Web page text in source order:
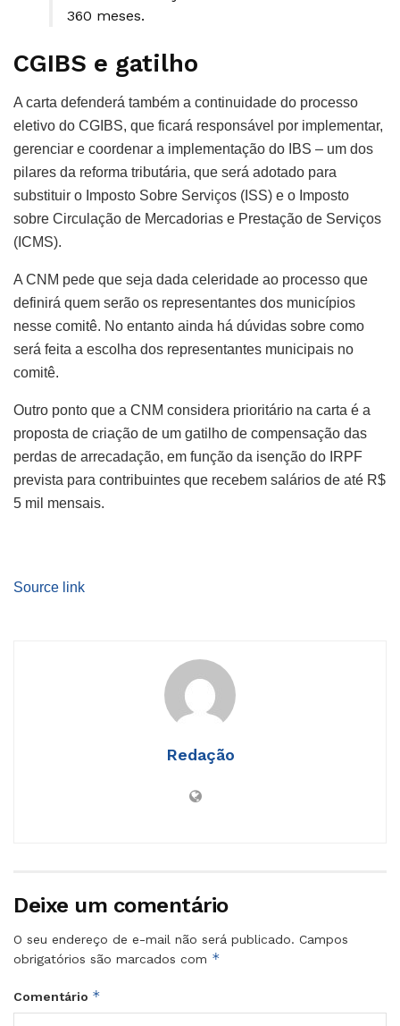
360 meses.
CGIBS e gatilho
A carta defenderá também a continuidade do processo
eletivo do CGIBS, que ficará responsável por implementar,
gerenciar e coordenar a implementação do IBS – um dos
pilares da reforma tributária, que será adotado para
substituir o Imposto Sobre Serviços (ISS) e o Imposto
sobre Circulação de Mercadorias e Prestação de Serviços
(ICMS).
A CNM pede que seja dada celeridade ao processo que
definirá quem serão os representantes dos municípios
nesse comitê. No entanto ainda há dúvidas sobre como
será feita a escolha dos representantes municipais no
comitê.
Outro ponto que a CNM considera prioritário na carta é a
proposta de criação de um gatilho de compensação das
perdas de arrecadação, em função da isenção do IRPF
prevista para contribuintes que recebem salários de até R$
5 mil mensais.
Source link
Redação
Deixe um comentário
O seu endereço de e-mail não será publicado. Campos
obrigatórios são marcados com *
Comentário *